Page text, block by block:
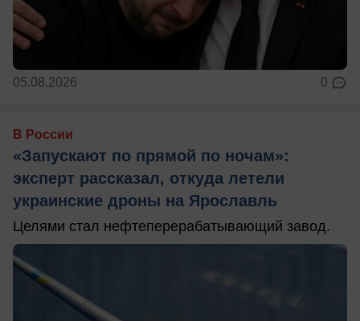
05.08.2026 0
В России
«Запускают по прямой по ночам»:
эксперт рассказал, откуда летели
украинские дроны на Ярославль
Целями стал нефтеперерабатывающий завод.